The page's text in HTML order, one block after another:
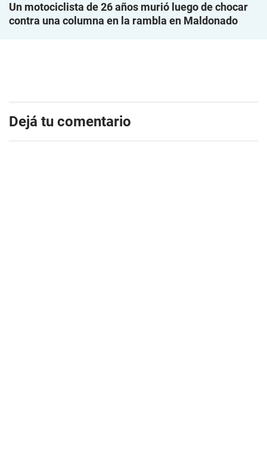
Un motociclista de 26 años murió luego de chocar
contra una columna en la rambla en Maldonado
Dejá tu comentario